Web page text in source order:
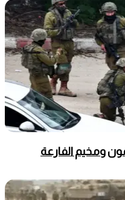
ومخيم الفارعة